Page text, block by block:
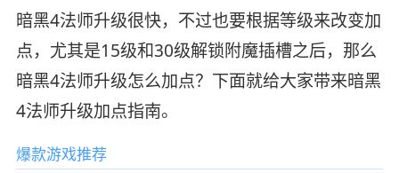
暗黑4法师升级很快，不过也要根据等级来改变加
点，尤其是15级和30级解锁附魔插槽之后，那么
暗黑4法师升级怎么加点？下面就给大家带来暗黑
4法师升级加点指南。
爆款游戏推荐